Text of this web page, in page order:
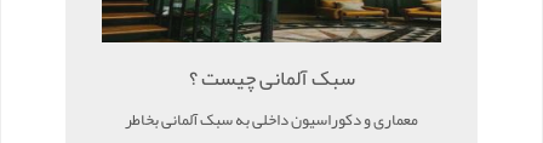
سبک آلمانی چیست ؟
معماری و دکوراسیون داخلی به سبک آلمانی بخاطر